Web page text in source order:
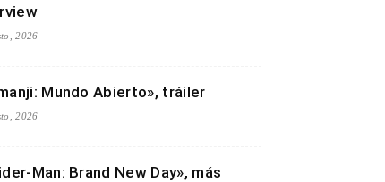
2026
Mundo Abierto», tráiler
2026
Man: Brand New Day», más